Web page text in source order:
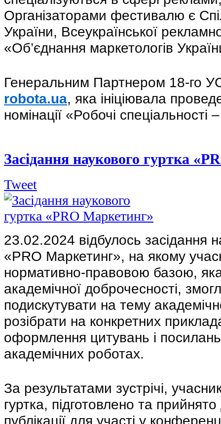
Організаторами фестивалю є
України, Всеукраїнської
«Об’єднання маркетологів
robota.ua, яка ініціювала
номінації «Робочі спеціальності
Засідання наукового гуртка
Tweet
23.02.2024 відбулось засідання
«PRO Маркетинг», на якому
нормативно-правовою базою,
академічної доброчесності,
подискутувати на тему
розібрати на конкретних
оформлення цитувань і
академічних роботах.
За результатами зустрічі,
гуртка, підготовлено та
публікації для участі у